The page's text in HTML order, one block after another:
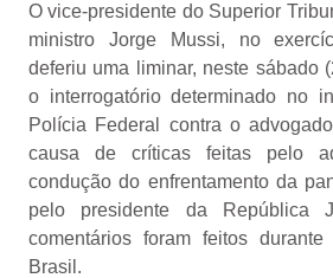
O vice-presidente do Superior
ministro Jorge Mussi, no
deferiu uma liminar, neste sábado
o interrogatório determinado no
Polícia Federal contra o
causa de críticas feitas pelo
condução do enfrentamento da
pelo presidente da República
comentários foram feitos
Brasil.